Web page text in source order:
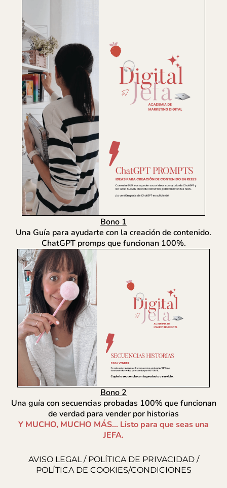
Bono 1
Una Guía para ayudarte con la creación de contenido.
ChatGPT promps que funcionan 100%.
Bono 2
Una guía con secuencias probadas 100% que funcionan
de verdad para vender por historias
Y MUCHO, MUCHO MÁS… Listo para que seas una
JEFA.
AVISO LEGAL/POLÍTICA DE PRIVACIDAD/
POLÍTICA DE COOKIES/CONDICIONES